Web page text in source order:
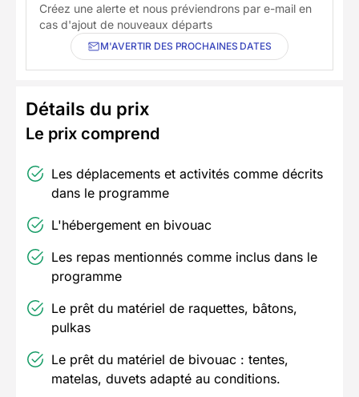
Créez une alerte et nous préviendrons par e-mail en
cas d'ajout de nouveaux départs
M'AVERTIR DES PROCHAINES DATES
Détails du prix
Le prix comprend
Les déplacements et activités comme décrits
dans le programme
L'hébergement en bivouac
Les repas mentionnés comme inclus dans le
programme
Le prêt du matériel de raquettes, bâtons,
pulkas
Le prêt du matériel de bivouac : tentes,
matelas, duvets adapté au conditions.